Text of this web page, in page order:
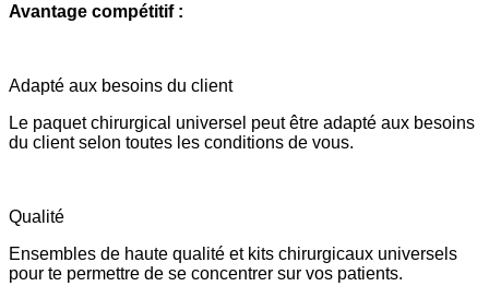
Avantage compétitif :
Adapté aux besoins du client
Le paquet chirurgical universel peut être adapté aux besoins
du client selon toutes les conditions de vous.
Qualité
Ensembles de haute qualité et kits chirurgicaux universels
pour te permettre de se concentrer sur vos patients.